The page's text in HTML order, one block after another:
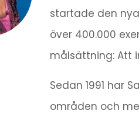
startade den
över 400.000
målsättning: Att
Sedan 1991 har
områden och